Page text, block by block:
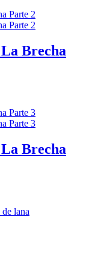
Brecha
Brecha